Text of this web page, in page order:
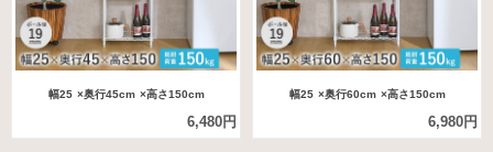
幅25 ×奥行45cm ×高さ150cm
6,480円
幅25 ×奥行60cm ×高さ150cm
6,980円